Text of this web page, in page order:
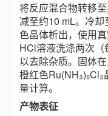
将反应混合物转移
减至约10 mL。冷
色晶体析出，使用
HCl溶液洗涤两次
以去除杂质。固体
橙红色
量计算。
产物表征